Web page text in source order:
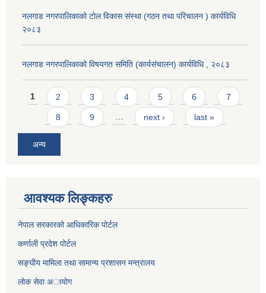
नलगाड नगरपालिकाको टोल विकास संस्था (गठन तथा परिचालन ) कार्यविधि
२०८३
नलगाड नगरपालिकाको विषयगत समिति (कार्यसंचालन) कार्यविधि , २०८३
Pages
1 2 3 4 5 6 7
8 9 … next › last »
अन्य
आवश्यक लिङ्कहरु
नेपाल सरकारको आधिकारिक पोर्टल
कर्णाली प्रदेश पोर्टल
सङ्घीय मामिला तथा सामान्य प्रशासन मन्त्रालय
लाेक सेवा अायाेग